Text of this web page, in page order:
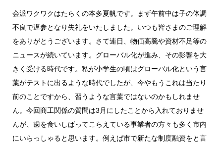
会派ワクワクはたらくの本多夏帆です。まず午前中は子の体調
不良で遅参となり失礼をいたしました。いつも皆さまのご理解
をありがとうございます。さて連日、物価高騰や資材不足等の
ニュースが続いています。グローバル化が進み、その影響を大
きく受ける時代です。私が小学生の頃はグローバル化という言
葉がテストに出るような時代でしたが、今やもうこれは当たり
前のことですから、習うような言葉ではないのかもしれませ
ん。今回商工関係の質問は3月にしたことから入れておりませ
んが、歯を食いしばってこらえている事業者の方々も多く市内
にいらっしゃると思います。例えば市で新たな制度融資をと言